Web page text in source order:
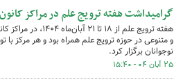
گرامیداشت هفته ترویج علم در مراکز
هفته ترویج علم
و متنوعی در حوزه ترویج علم همراه بود و هر مرکز
نوجوانان برگزار کرد.
۲۵ آبان ۰۴ - ۱۵:۴۰